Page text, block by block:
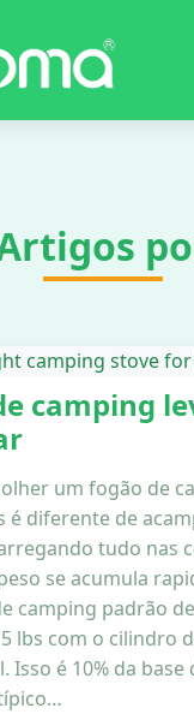
Caso
camping
um fogão de
é diferente de
tudo nas
se acumula
camping padrão
lbs com o cilindro
Isso é 10% da base